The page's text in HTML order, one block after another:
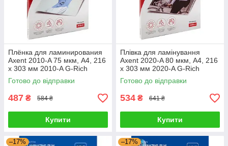
Плёнка для ламинирования
Axent 2010-A 75 мкм, A4, 216
x 303 мм 2010-A G-Rich
Готово до відправки
487 ₴ 584 ₴
Купити
Плівка для ламінування
Axent 2020-A 80 мкм, A4, 216
x 303 мм 2020-A G-Rich
Готово до відправки
534 ₴ 641 ₴
Купити
–17% –17%